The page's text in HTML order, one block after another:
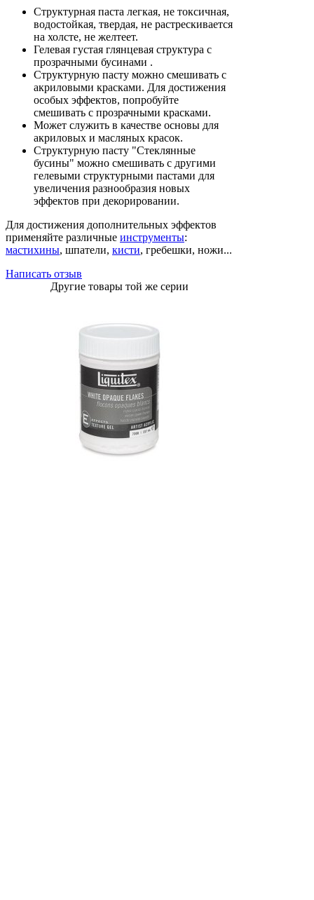
Структурная паста легкая, не токсичная,
водостойкая, твердая, не растрескивается
на холсте, не желтеет.
Гелевая густая глянцевая структура с
прозрачными бусинами .
Структурную пасту можно смешивать с
акриловыми красками. Для достижения
особых эффектов, попробуйте
смешивать с прозрачными красками.
Может служить в качестве основы для
акриловых и масляных красок.
Структурную пасту "Стеклянные
бусины" можно смешивать с другими
гелевыми структурными пастами для
увеличения разнообразия новых
эффектов при декорировании.
Для достижения дополнительных эффектов
применяйте различные инструменты:
мастихины, шпатели, кисти, гребешки, ножи...
Написать отзыв
Другие товары той же серии